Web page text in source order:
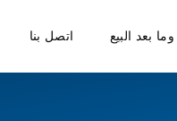
اتصل بنا